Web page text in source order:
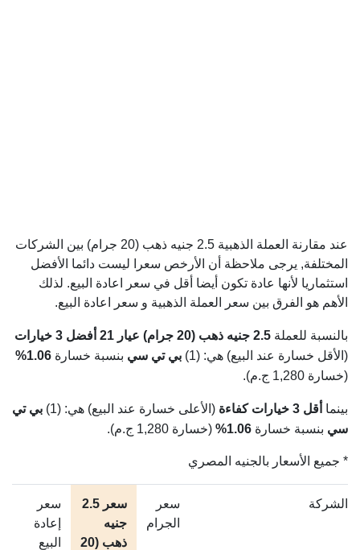
عند مقارنة العملة الذهبية 2.5 جنيه ذهب (20 جرام) بين الشركات
المختلفة, يرجى ملاحظة أن الأرخص سعرا ليست دائما الأفضل
استثماريا لأنها عادة تكون أيضا أقل في سعر اعادة البيع. لذلك
الأهم هو الفرق بين سعر العملة الذهبية و سعر اعادة البيع.
بالنسبة للعملة 2.5 جنيه ذهب (20 جرام) عيار 21
أفضل 3 خيارات
(الأقل خسارة عند البيع) هي: (1)
بي تي سي بنسبة خسارة 1.06%
(خسارة 1,280 ج.م).
بينما أقل 3 خيارات كفاءة (الأعلى خسارة عند البيع) هي: (1)
بي تي
سي بنسبة خسارة 1.06% (خسارة 1,280 ج.م).
* جميع الأسعار بالجنيه المصري
الشركة
سعر
الجرام
سعر 2.5
جنيه
ذهب (20
سعر
إعادة
البيع